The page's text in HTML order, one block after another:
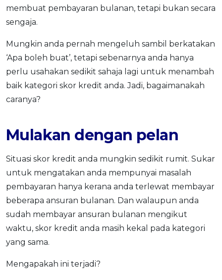
Gaya Hidup
membuat pembayaran bulanan, tetapi bukan secara
sengaja.
Mungkin anda pernah mengeluh sambil berkatakan
‘Apa boleh buat’, tetapi sebenarnya anda hanya
perlu usahakan sedikit sahaja lagi untuk menambah
baik kategori skor kredit anda. Jadi, bagaimanakah
caranya?
Mulakan dengan pelan
Situasi skor kredit anda mungkin sedikit rumit. Sukar
untuk mengatakan anda mempunyai masalah
pembayaran hanya kerana anda terlewat membayar
beberapa ansuran bulanan. Dan walaupun anda
sudah membayar ansuran bulanan mengikut
waktu, skor kredit anda masih kekal pada kategori
yang sama.
Mengapakah ini terjadi?